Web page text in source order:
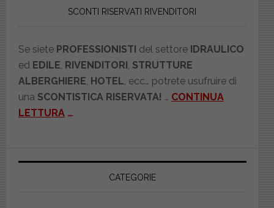
SCONTI RISERVATI RIVENDITORI
Se siete PROFESSIONISTI del settore IDRAULICO
ed EDILE RIVENDITORI STRUTTURE
ALBERGHIERE HOTEL , ecc… potrete usufruire di
una SCONTISTICA RISERVATA! … CONTINUA
LETTURA …
CATEGORIE